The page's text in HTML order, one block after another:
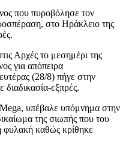
που πυροβόλησε τον
στο Ηράκλειο της
Αρχές το μεσημέρι της
για απόπειρα
(28/8) πήγε στην
εξπρές.
υπέβαλε υπόμνημα στην
της σιωπής που του
φυλακή καθώς κρίθηκε